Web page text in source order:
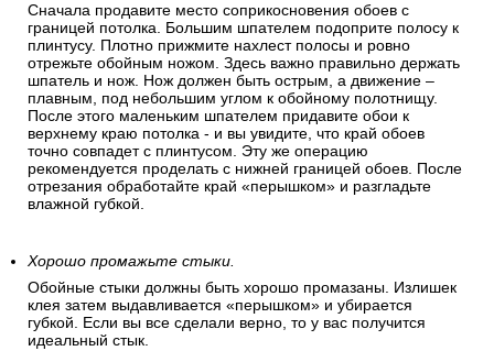
Сначала продавите место соприкосновения обоев с
границей потолка. Большим шпателем подоприте полосу к
плинтусу. Плотно прижмите нахлест полосы и ровно
отрежьте обойным ножом. Здесь важно правильно держать
шпатель и нож. Нож должен быть острым, а движение –
плавным, под небольшим углом к обойному полотнищу.
После этого маленьким шпателем придавите обои к
верхнему краю потолка - и вы увидите, что край обоев
точно совпадет с плинтусом. Эту же операцию
рекомендуется проделать с нижней границей обоев. После
отрезания обработайте край «перышком» и разгладьте
влажной губкой.
Хорошо промажьте стыки.
Обойные стыки должны быть хорошо промазаны. Излишек
клея затем выдавливается «перышком» и убирается
губкой. Если вы все сделали верно, то у вас получится
идеальный стык.